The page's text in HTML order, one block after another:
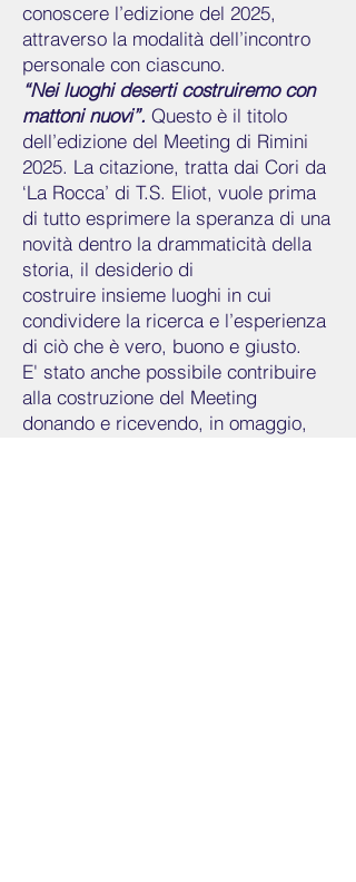
conoscere l’edizione del 2025,
attraverso la modalità dell’incontro
personale con ciascuno.
“Nei luoghi deserti costruiremo con
mattoni nuovi”. Questo è il titolo
dell’edizione del Meeting di Rimini
2025. La citazione, tratta dai Cori da
‘La Rocca’ di T.S. Eliot, vuole prima
di tutto esprimere la speranza di una
novità dentro la drammaticità della
storia, il desiderio di
costruire insieme luoghi in cui
condividere la ricerca e l’esperienza
di ciò che è vero, buono e giusto.
E' stato anche possibile contribuire
alla costruzione del Meeting
donando e ricevendo, in omaggio,